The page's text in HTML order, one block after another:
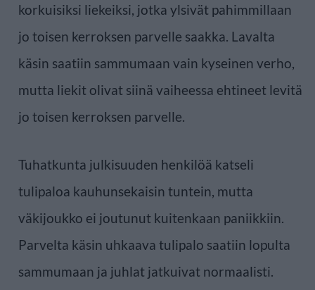
korkuisiksi liekeiksi, jotka ylsivät pahimmillaan
jo toisen kerroksen parvelle saakka. Lavalta
käsin saatiin sammumaan vain kyseinen verho,
mutta liekit olivat siinä vaiheessa ehtineet levitä
jo toisen kerroksen parvelle.
Tuhatkunta julkisuuden henkilöä katseli
tulipaloa kauhunsekaisin tuntein, mutta
väkijoukko ei joutunut kuitenkaan paniikkiin.
Parvelta käsin uhkaava tulipalo saatiin lopulta
sammumaan ja juhlat jatkuivat normaalisti.